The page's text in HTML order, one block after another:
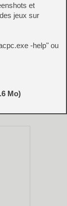
et
jeux sur
-help" ou
Mo)